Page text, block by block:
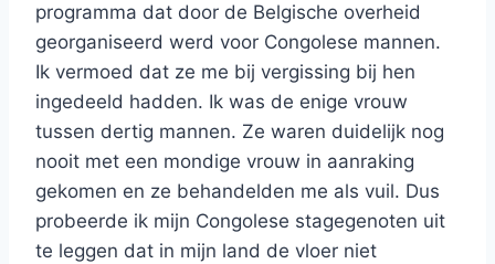
programma dat door de Belgische overheid
georganiseerd werd voor Congolese mannen.
Ik vermoed dat ze me bij vergissing bij hen
ingedeeld hadden. Ik was de enige vrouw
tussen dertig mannen. Ze waren duidelijk nog
nooit met een mondige vrouw in aanraking
gekomen en ze behandelden me als vuil. Dus
probeerde ik mijn Congolese stagegenoten uit
te leggen dat in mijn land de vloer niet